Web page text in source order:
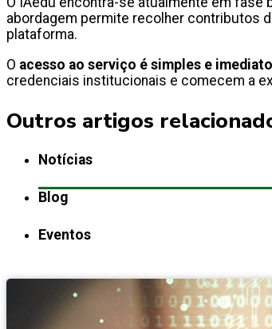
abordagem permite recolher contributos
plataforma.
O acesso ao serviço é simples e
credenciais institucionais e comecem a
Outros artigos
Notícias
Blog
Eventos